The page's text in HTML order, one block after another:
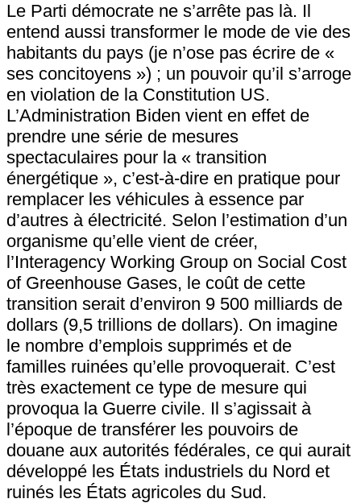
Le Parti démocrate ne s’arrête pas là. Il
entend aussi transformer le mode de vie des
habitants du pays (je n’ose pas écrire de «
ses concitoyens ») ; un pouvoir qu’il s’arroge
en violation de la Constitution US.
L’Administration Biden vient en effet de
prendre une série de mesures
spectaculaires pour la « transition
énergétique », c’est-à-dire en pratique pour
remplacer les véhicules à essence par
d’autres à électricité. Selon l’estimation d’un
organisme qu’elle vient de créer,
l’Interagency Working Group on Social Cost
of Greenhouse Gases, le coût de cette
transition serait d’environ 9 500 milliards de
dollars (9,5 trillions de dollars). On imagine
le nombre d’emplois supprimés et de
familles ruinées qu’elle provoquerait. C’est
très exactement ce type de mesure qui
provoqua la Guerre civile. Il s’agissait à
l’époque de transférer les pouvoirs de
douane aux autorités fédérales, ce qui aurait
développé les États industriels du Nord et
ruinés les États agricoles du Sud.